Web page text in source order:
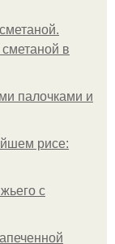
в
палочками и
рисе:
с